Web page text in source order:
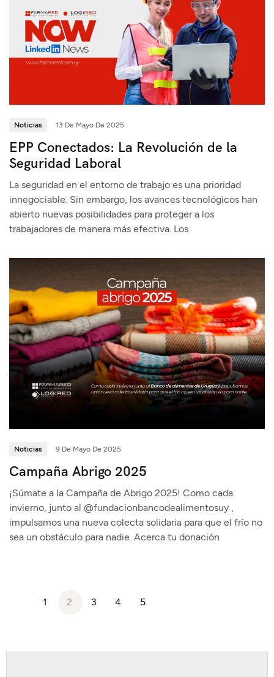
Noticias 13 De Mayo De 2025
EPP Conectados: La Revolución de la
Seguridad Laboral
La seguridad en el entorno de trabajo es una prioridad
innegociable. Sin embargo, los avances tecnológicos han
abierto nuevas posibilidades para proteger a los
trabajadores de manera más efectiva. Los
Noticias 9 De Mayo De 2025
Campaña Abrigo 2025
¡Súmate a la Campaña de Abrigo 2025! Como cada
invierno, junto al @fundacionbancodealimentosuy ,
impulsamos una nueva colecta solidaria para que el frío no
sea un obstáculo para nadie. Acerca tu donación
1 2 3 4 5